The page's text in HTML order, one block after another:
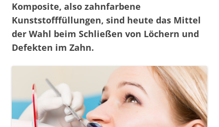
Komposite, also zahnfarbene
Kunststofffüllungen, sind heute das Mittel
der Wahl beim Schließen von Löchern und
Defekten im Zahn.